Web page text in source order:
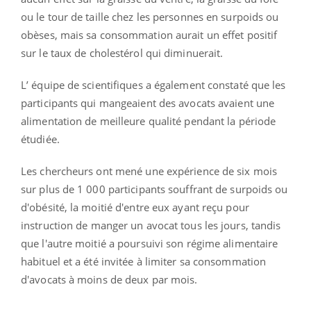
ou le tour de taille chez les personnes en surpoids ou
obèses, mais sa consommation aurait un effet positif
sur le taux de cholestérol qui diminuerait.
L’ équipe de scientifiques a également constaté que les
participants qui mangeaient des avocats avaient une
alimentation de meilleure qualité pendant la période
étudiée.
Les chercheurs ont mené une expérience de six mois
sur plus de 1 000 participants souffrant de surpoids ou
d'obésité, la moitié d'entre eux ayant reçu pour
instruction de manger un avocat tous les jours, tandis
que l'autre moitié a poursuivi son régime alimentaire
habituel et a été invitée à limiter sa consommation
d'avocats à moins de deux par mois.